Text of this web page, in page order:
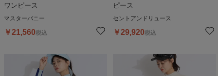
ワンピース
マスターバニー
￥21,560税込
ピース
セントアンドリュース
￥29,920税込